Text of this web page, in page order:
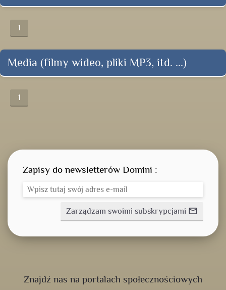
1
Media (filmy wideo, pliki MP3, itd. ...)
1
Znajdź nas na portalach społecznościowych
Zapisy do newsletterów Domini :
Zarządzam swoimi subskrypcjami mail_outline